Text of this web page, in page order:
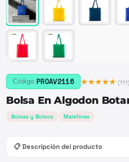
Código: PROAV2116 ★★★★★ (111
Bolsa En Algodon
Bolsas y Bolsos Maletines
📋 Descripción del producto